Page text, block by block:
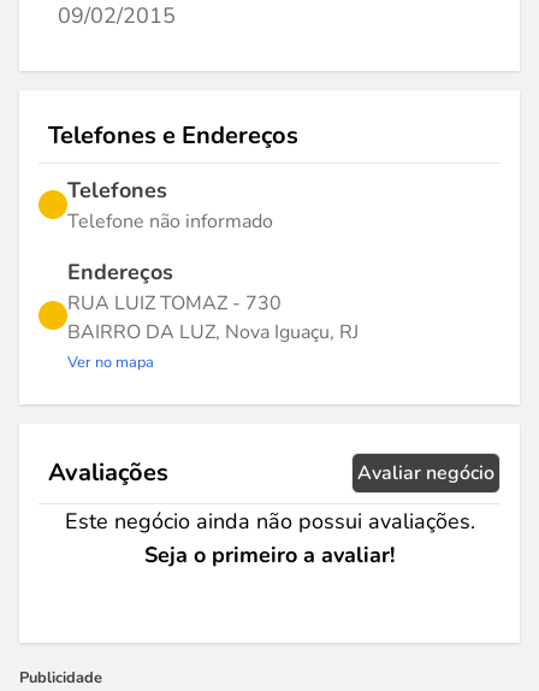
09/02/2015
Telefones e Endereços
Telefones
Telefone não informado
Endereços
RUA LUIZ TOMAZ - 730
BAIRRO DA LUZ, Nova Iguaçu, RJ
Ver no mapa
Avaliações Avaliar negócio
Este negócio ainda não possui avaliações.
Seja o primeiro a avaliar!
Publicidade